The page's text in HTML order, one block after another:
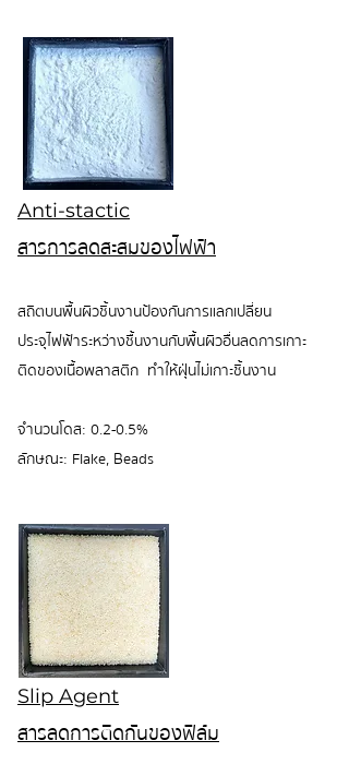
Anti-stactic
สารการลดสะสมของไฟฟ้า
สถิตบนพื้นผิวชิ้นงานป้องกันการแลกเปลี่ยน
ประจุไฟฟ้าระหว่างชื้นงานกับพื้นผิวอื่นลดการเกาะ
ติดของเนื้อพลาสติก ทำให้ฝุ่นไม่เกาะชิ้นงาน
จำนวนโดส: 0.2-0.5%
ลักษณะ: Flake, Beads
Slip Agent
สารลดการติดกันของฟิล์ม